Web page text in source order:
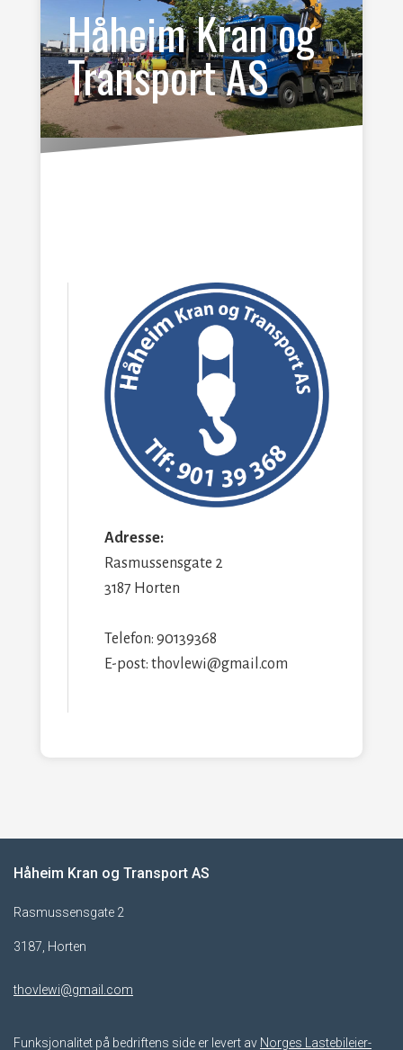
Håheim Kran og
Transport AS
Adresse:
Rasmussensgate 2
3187 Horten
Telefon: 90139368
E-post: thovlewi@gmail.com
Håheim Kran og Transport AS
Rasmussensgate 2
3187, Horten
thovlewi@gmail.com
Funksjonalitet på bedriftens side er levert av Norges Lastebileier-